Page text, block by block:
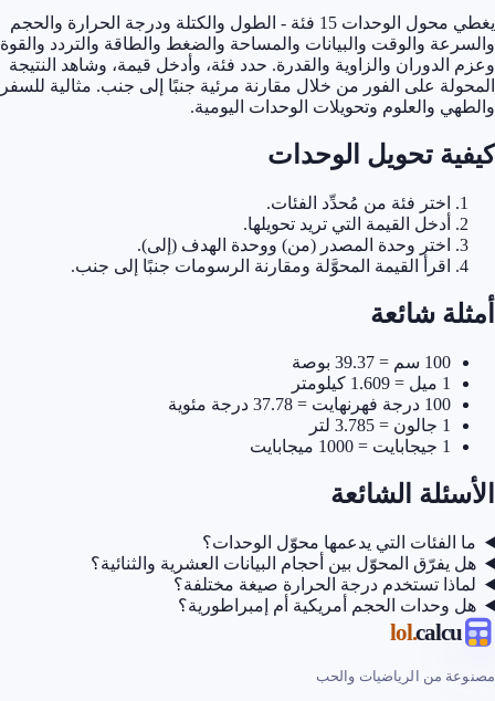
يغطي محول الوحدات 15 فئة - الطول والكتلة ودرجة الحرارة والحجم
والسرعة والوقت والبيانات والمساحة والضغط والطاقة والتردد والقوة
وعزم الدوران والزاوية والقدرة. حدد فئة، وأدخل قيمة، وشاهد النتيجة
المحولة على الفور من خلال مقارنة مرئية جنبًا إلى جنب. مثالية للسفر
والطهي والعلوم وتحويلات الوحدات اليومية.
كيفية تحويل الوحدات
اختر فئة من مُحدِّد الفئات.
أدخل القيمة التي تريد تحويلها.
اختر وحدة المصدر (من) ووحدة الهدف (إلى).
اقرأ القيمة المحوَّلة ومقارنة الرسومات جنبًا إلى جنب.
أمثلة شائعة
100 سم = 39.37 بوصة
1 ميل = 1.609 كيلومتر
100 درجة فهرنهايت = 37.78 درجة مئوية
1 جالون = 3.785 لتر
1 جيجابايت = 1000 ميجابايت
الأسئلة الشائعة
ما الفئات التي يدعمها محوّل الوحدات؟
هل يفرّق المحوّل بين أحجام البيانات العشرية والثنائية؟
لماذا تستخدم درجة الحرارة صيغة مختلفة؟
هل وحدات الحجم أمريكية أم إمبراطورية؟
calcu
.lol
مصنوعة من الرياضيات والحب